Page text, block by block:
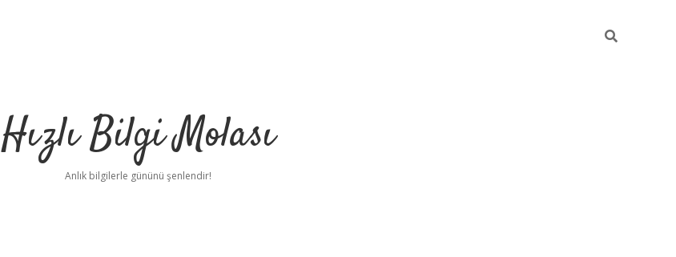
Hızlı Bilgi Molası
Anlık bilgilerle gününü şenlendir!